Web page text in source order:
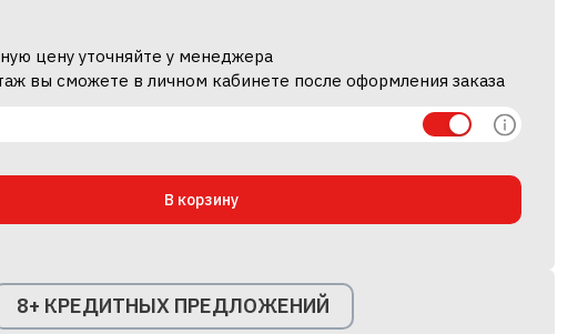
цену уточняйте у менеджера
вы сможете в личном кабинете после оформления заказа
В корзину
8+ КРЕДИТНЫХ ПРЕДЛОЖЕНИЙ